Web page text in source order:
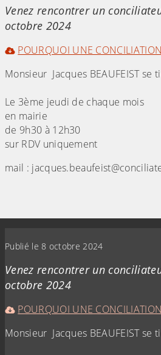
Venez rencontrer un
octobre 2024
POURQUOI UNE
Monsieur Jacques BEAUFEIST se
Le 3ème jeudi de chaque mois
en mairie
de 9h30 à 12h30
sur RDV uniquement
mail :
Publié le 8 octobre 2024
Venez rencontrer un
octobre 2024
POURQUOI UNE
Monsieur Jacques BEAUFEIST se